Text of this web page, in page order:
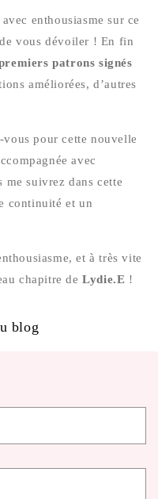
enthousiasme sur ce
vous dévoiler ! En fin
patrons signés
améliorées, d’autres
vous pour cette nouvelle
avec
me suivrez dans cette
continuité et un
et à très vite
chapitre deLydie.E !
blog